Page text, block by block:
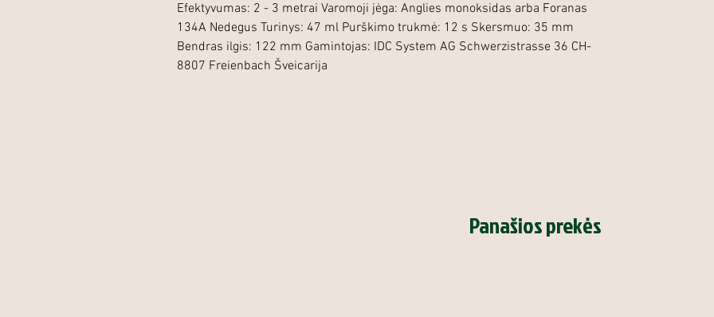
Efektyvumas: 2 - 3 metrai Varomoji jėga: Anglies monoksidas arba Foranas
134A Nedegus Turinys: 47 ml Purškimo trukmė: 12 s Skersmuo: 35 mm
Bendras ilgis: 122 mm Gamintojas: IDC System AG Schwerzistrasse 36 CH-
8807 Freienbach Šveicarija
Panašios prekės